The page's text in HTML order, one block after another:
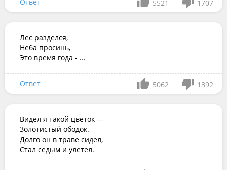
5521 1707
Лес разделся,
Неба просинь,
Это время года - ...
Ответ 5062 1392
Видел я такой цветок —
Золотистый ободок.
Долго он в траве сидел,
Стал седым и улетел.